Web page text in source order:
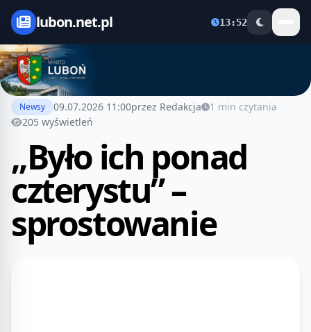
lubon.net.pl 13:52
Newsy 09.07.2026 11:00przez Redakcja
1 min czytania
205 wyświetleń
„Było ich ponad
czterystu” –
sprostowanie